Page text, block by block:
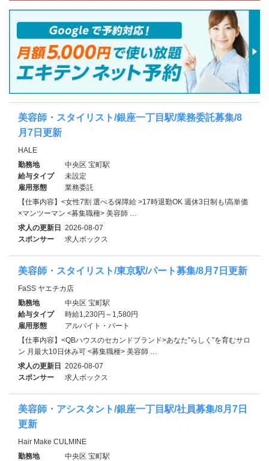
美容師・スタイリスト/銀座一丁目駅/業務委託募集/8
月7日更新
HALE
勤務地
中央区 宝町駅
給与タイプ
未設定
雇用形態
業務委託
【仕事内容】<女性7割 選べる保障給 >17時退勤OK 週休3日制も!高単価
×マンツーマン <募集職種> 美容師 …
求人の更新日 2026-08-07
スポンサー
求人ボックス
美容師・スタイリスト/東京駅/パート募集/8月7日更新
FaSS ヤエチカ店
勤務地
中央区 宝町駅
給与タイプ
時給1,230円～1,580円
雇用形態
アルバイト・パート
【仕事内容】<QBハウスのセカンドブランド>あなた”らしく”を育むサロ
ン 月最大10日休み可 <募集職種> 美容師 …
求人の更新日 2026-08-07
スポンサー
求人ボックス
美容師・アシスタント/銀座一丁目駅/社員募集/8月7日
更新
Hair Make CULMINE
勤務地
中央区 宝町駅